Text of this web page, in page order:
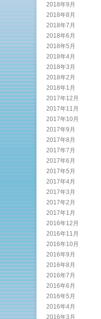
2018年9月
2018年8月
2018年7月
2018年6月
2018年5月
2018年4月
2018年3月
2018年2月
2018年1月
2017年12月
2017年11月
2017年10月
2017年9月
2017年8月
2017年7月
2017年6月
2017年5月
2017年4月
2017年3月
2017年2月
2017年1月
2016年12月
2016年11月
2016年10月
2016年9月
2016年8月
2016年7月
2016年6月
2016年5月
2016年4月
2016年3月